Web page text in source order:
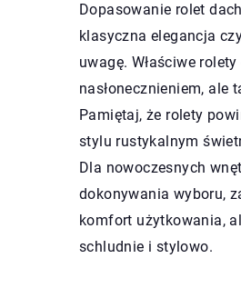
Dopasowanie rolet
klasyczna elegancja
uwagę. Właściwe
nasłonecznieniem, ale
Pamiętaj, że rolety
stylu rustykalnym
Dla nowoczesnych
dokonywania wyboru,
komfort użytkowania,
schludnie i stylowo.